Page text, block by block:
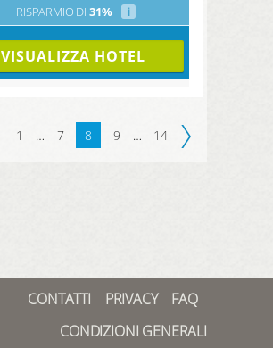
RISPARMIO DI 31% i
VISUALIZZA HOTEL
1 … 7 8 9 … 14
CONTATTI PRIVACY
FAQ
CONDIZIONI GENERALI